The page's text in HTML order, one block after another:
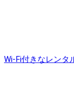
Wi-Fi付きなレンタ